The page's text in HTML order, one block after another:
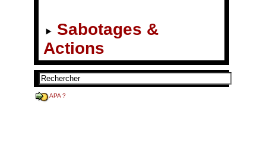
Sabotages &
Actions
APA ?